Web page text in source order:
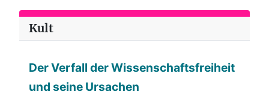
Kult
Der Verfall der Wissenschaftsfreiheit
und seine Ursachen